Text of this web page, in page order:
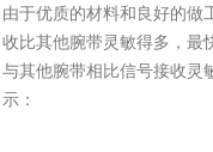
由于优质的材料和良好的做
收比其他腕带灵敏得多，最
与其他腕带相比信号接收灵
示：